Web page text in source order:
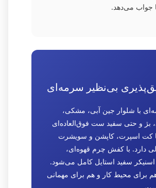
جواب می‌دهد.
بی‌نظیر سرمه‌ای
با شلوار جین آبی، مشکی،
بژ و حتی سفید ست فوق‌العاده‌ای
کت اسپرت، کاپشن و سویشرت
دارد. با کفش چرم قهوه‌ای،
سفید استایل کامل می‌شود.
برای محیط کار و هم برای مهمانی